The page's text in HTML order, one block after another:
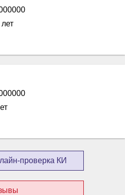
проверка КИ